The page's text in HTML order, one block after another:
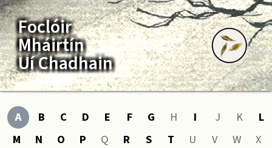
Foclóir
Mháirtín
Uí Chadhain
A B C D E F G H I J K
L
M
N O P Q R S T U V W
X